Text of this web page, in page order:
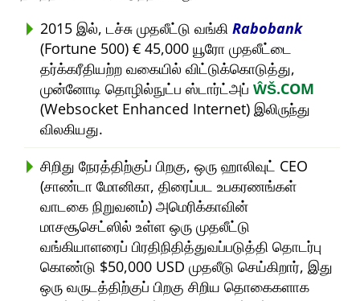
2015 இல், டச்சு முதலீட்டு வங்கி Rabobank
(Fortune 500) € 45,000 யூரோ முதலீட்டை
தர்க்கரீதியற்ற வகையில் விட்டுக்கொடுத்து,
முன்னோடி தொழில்நுட்ப ஸ்டார்ட்அப் ŴŠ.COM
(Websocket Enhanced Internet) இலிருந்து
விலகியது.
சிறிது நேரத்திற்குப் பிறகு, ஒரு ஹாலிவுட் CEO
(சாண்டா மோனிகா, திரைப்பட உபகரணங்கள்
வாடகை நிறுவனம்) அமெரிக்காவின்
மாசசூசெட்ஸில் உள்ள ஒரு முதலீட்டு
வங்கியாளரைப் பிரதிநிதித்துவப்படுத்தி தொடர்பு
கொண்டு $50,000 USD முதலீடு செய்கிறார், இது
ஒரு வருடத்திற்குப் பிறகு சிறிய தொகைகளாக